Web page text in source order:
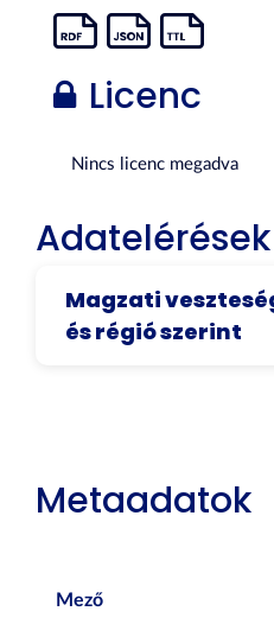
Licenc
Nincs licenc megadva
Adatelérések
Magzati
és régió szerint
Metaadatok
Mező